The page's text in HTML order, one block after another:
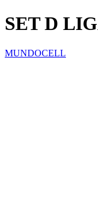
SET D
MUNDOCELL